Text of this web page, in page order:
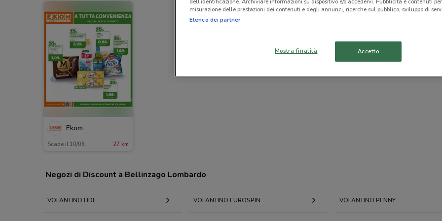
Ekom
Scade il 10/08 27 km
Negozi di Discount a Bellinzago Lombardo
VOLANTINO LIDL VOLANTINO EUROSPIN VOLANTINO PENNY
misurazione delle prestazioni dei contenuti e degli annunci, ricerche sul pubblico, sviluppo di
Elenco dei partner
Mostra finalità Accetto